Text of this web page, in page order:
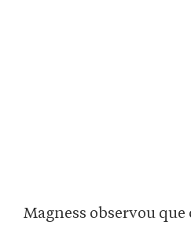
Magness observou